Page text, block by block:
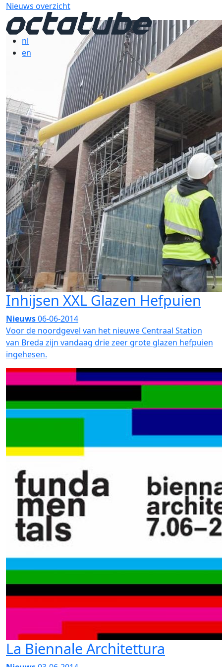
nl
en
Nieuws overzicht
Inhijsen XXL Glazen Hefpuien
Nieuws06-06-2014
Voor de noordgevel van het nieuwe Centraal Station
van Breda zijn vandaag drie zeer grote glazen hefpuien
ingehesen.
La Biennale Architettura